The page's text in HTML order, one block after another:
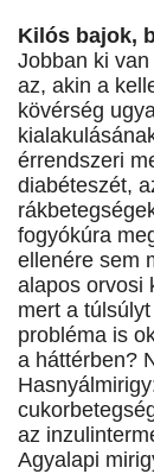
Kilós bajok,
Jobban ki
az, akin a
kövérség
érrendszeri
diabéteszét,
fogyókúra
ellenére sem
alapos orvosi
mert a
probléma is
a háttérben?
az
Agyalapi